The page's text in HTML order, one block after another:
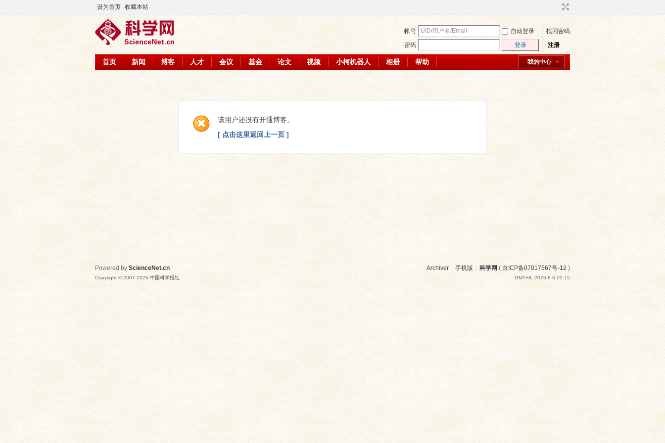
设为首页 收藏本站
帐号 自动登录
找回密码
密码
登录 注册
我的中心
首页 新闻 博客 人才 会议 基金 论文 视频 小柯机器人 相册 帮助
该用户还没有开通博客。
[ 点击这里返回上一页 ]
Archiver 手机版 科学网 (京ICP备07017567号-12 )
GMT+8, 2026-8-6 20:15
Powered by ScienceNet.cn
Copyright © 2007-2026中国科学报社